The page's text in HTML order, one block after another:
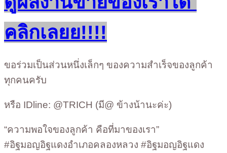
คลิกเลยย!!!!
ขอร่วมเป็นส่วนหนึ่งเล็กๆ ของความสำเร็จของลูกค้า
ทุกคนครับ
หรือ IDline: @TRICH (มี@ ข้างน้านะค่ะ)
“ความพอใจของลูกค้า คือที่มาของเรา”
#อิฐมอญอิฐแดงอำเภอคลองหลวง #อิฐมอญอิฐแดง